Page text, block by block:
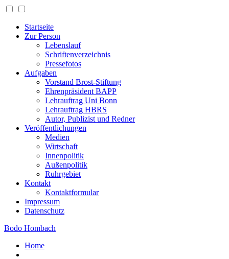
Startseite
Zur Person
Lebenslauf
Schriftenverzeichnis
Pressefotos
Aufgaben
Vorstand Brost-Stiftung
Ehrenpräsident BAPP
Lehrauftrag Uni Bonn
Lehrauftrag HBRS
Autor, Publizist und Redner
Veröffentlichungen
Medien
Wirtschaft
Innenpolitik
Außenpolitik
Ruhrgebiet
Kontakt
Kontaktformular
Impressum
Datenschutz
Bodo Hombach
Home